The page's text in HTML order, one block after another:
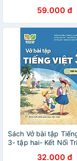
59.000 đ
Sách Vở bài tập
3- tập hai- Kết Nối
32.000 đ